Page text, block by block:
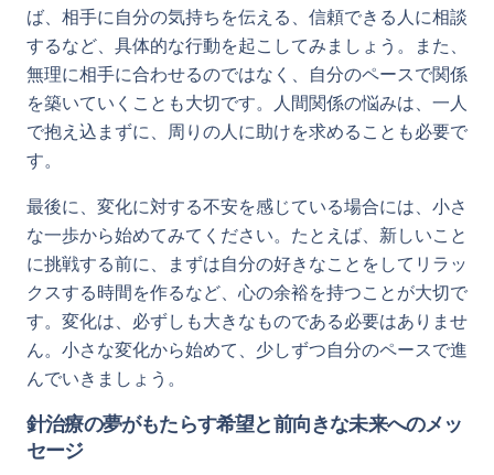
ば、相手に自分の気持ちを伝える、信頼できる人に相談
するなど、具体的な行動を起こしてみましょう。また、
無理に相手に合わせるのではなく、自分のペースで関係
を築いていくことも大切です。人間関係の悩みは、一人
で抱え込まずに、周りの人に助けを求めることも必要で
す。
最後に、変化に対する不安を感じている場合には、小さ
な一歩から始めてみてください。たとえば、新しいこと
に挑戦する前に、まずは自分の好きなことをしてリラッ
クスする時間を作るなど、心の余裕を持つことが大切で
す。変化は、必ずしも大きなものである必要はありませ
ん。小さな変化から始めて、少しずつ自分のペースで進
んでいきましょう。
針治療の夢がもたらす希望と前向きな未来へのメッ
セージ